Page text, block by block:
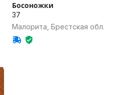
Босоножки
37
Малорита, Брестская обл.